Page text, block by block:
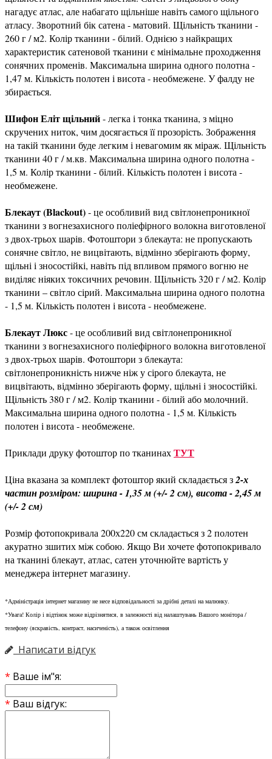
нагадує атлас, але набагато щільніше навіть самого щільного
атласу. Зворотний бік сатена - матовий. Щільність тканини -
260 г / м2. Колір тканини - білий. Однією з найкращих
характеристик сатеновой тканини є мінімальне проходження
сонячних променів. Максимальна ширина одного полотна -
1,47 м. Кількість полотен і висота - необмежене. У фалду не
збирається.
Шифон Еліт щільний- легка і тонка тканина, з міцно
скручених ниток, чим досягається її прозорість. Зображення
на такій тканини буде легким і невагомим як міраж. Щільність
тканини 40 г / м.кв. Максимальна ширина одного полотна -
1,5 м. Колір тканини - білий. Кількість полотен і висота -
необмежене.
Блекаут (Blackout)- це особливий вид світлонепроникної
тканини з вогнезахисного поліефірного волокна виготовленої
з двох-трьох шарів. Фотоштори з блекаута: не пропускають
сонячне світло, не вицвітають, відмінно зберігають форму,
щільні і зносостійкі, навіть під впливом прямого вогню не
виділяє ніяких токсичних речовин. Щільність 320 г / м2. Колір
тканини – світло сірий. Максимальна ширина одного полотна
- 1,5 м. Кількість полотен і висота - необмежене.
Блекаут Люкс- це особливий вид світлонепроникної
тканини з вогнезахисного поліефірного волокна виготовленої
з двох-трьох шарів. Фотоштори з блекаута:
світлонепроникність нижче ніж у сірого блекаута, не
вицвітають, відмінно зберігають форму, щільні і зносостійкі.
Щільність 380 г / м2. Колір тканини - білий або молочний.
Максимальна ширина одного полотна - 1,5 м. Кількість
полотен і висота - необмежене.
Приклади друку фотоштор по тканинахТУТ
Ціна вказана за комплект фотоштор який складається з2-х
частин розміром: ширина - 1,35 м (+/- 2 см), висота - 2,45 м
(+/- 2 см)
Розмір фотопокривала 200х220 см складається з 2 полотен
акуратно зшитих між собою. Якщо Ви хочете фотопокривало
на тканині блекаут, атлас, сатен уточнюйте вартість у
менеджера інтернет магазину.
*Адміністрація інтернет магазину не несе відповідальності за дрібні деталі на малюнку.
*Увага! Колір і відтінок може відрізнятися, в залежності від налаштувань Вашого монітора /
телефону (яскравість, контраст, насиченість), а також освітлення
Написати відгук
Ваше ім"я:
Ваш відгук: